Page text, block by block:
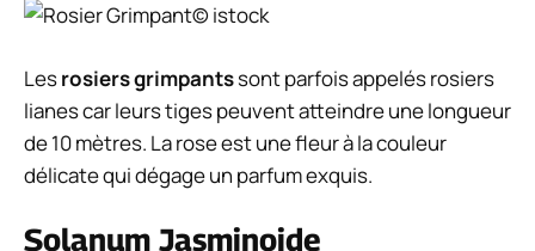
© istock
Lesrosiers grimpantssont parfois appelésrosiers
lianescar leurs tiges peuvent atteindre une longueur
de 10 mètres. La rose est une fleur à la couleur
délicate qui dégage un parfum exquis.
Solanum Jasminoide